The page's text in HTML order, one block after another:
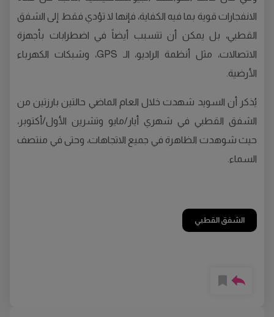
الانفجارات قوية بما فيه الكفاية، فإنها لا تؤدي فقط إلى الشفق
القطبي، بل يمكن أن تتسبب أيضاً في اضطرابات بأجهزة
الاتصالات، مثل أنظمة الراديو، الـ GPS، وشبكات الكهرباء
الأرضية.
يُذكر أن السويد شهدت خلال العام الماضي حالتين بارزتين من
الشفق القطبي في شهري أيار/مايو وتشرين الأول/أكتوبر،
حيث شوهدت الظاهرة في جميع الاتجاهات، وحتى في منتصف
السماء.
الشفق القطبي